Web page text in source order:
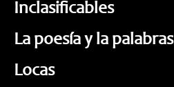
Inclasificables
La poesía y la palabras
Locas